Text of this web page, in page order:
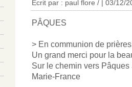
Écrit par : paul flore / | 03/12/
PÂQUES
> En communion de
Un grand merci pour la
Sur le chemin vers Pâques
Marie-France